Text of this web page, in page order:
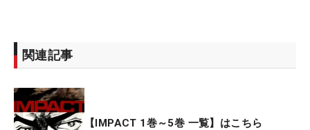
関連記事
【IMPACT 1巻～5巻 一覧】はこちら